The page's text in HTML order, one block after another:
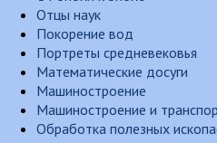
Отцы наук
Покорение вод
Портреты средневековья
Математические досуги
Машиностроение
Машиностроение и
Обработка полезных